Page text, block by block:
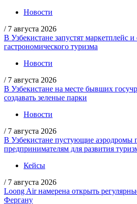
Новости
/ 7 августа 2026
В Узбекистане запустят маркетплейс
гастрономического туризма
Новости
/ 7 августа 2026
В Узбекистане на месте бывших
создавать зеленые парки
Новости
/ 7 августа 2026
В Узбекистане пустующие аэродромы
предпринимателям для развития
Кейсы
/ 7 августа 2026
Loong Air намерена открыть
Фергану